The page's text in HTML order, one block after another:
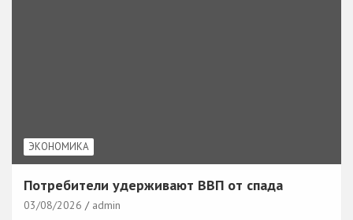
ЭКОНОМИКА
Потребители удерживают ВВП от спада
03/08/2026 admin